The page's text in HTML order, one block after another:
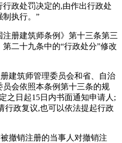
政处罚决定的,由作出行政处
制执行。”
册建筑师条例》第十三条第三
二十九条中的“行政处分”修改
建筑师管理委员会和省、自治
会依照本条例第十三条的规
之日起15日内书面通知申请人;
行政复议,也可以依法提起行政
撤销注册的当事人对撤销注